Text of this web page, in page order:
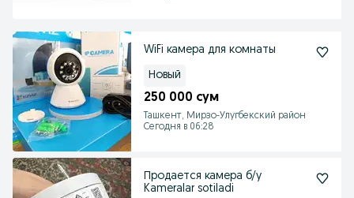
WiFi камера для комнаты
Новый
250 000 сум
Ташкент, Мирзо-Улугбекский район
Сегодня в 06:28
Продается камера б/у
Kameralar sotiladi